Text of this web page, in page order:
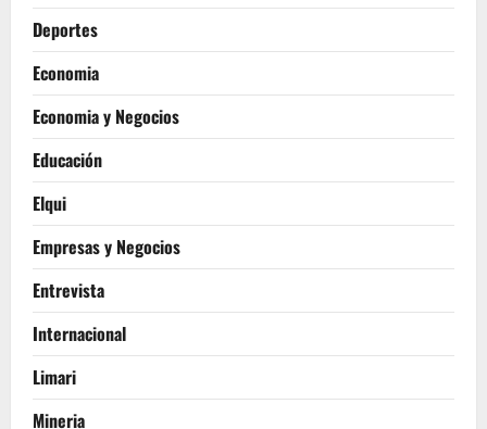
Deportes
Economia
Economia y Negocios
Educación
Elqui
Empresas y Negocios
Entrevista
Internacional
Limari
Mineria